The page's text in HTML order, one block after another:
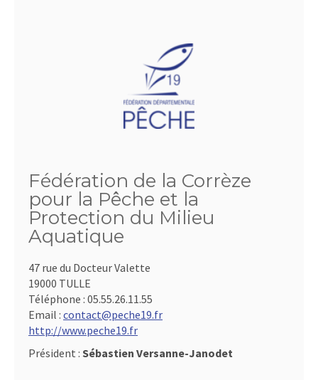
Fédération de la Corrèze
pour la Pêche et la
Protection du Milieu
Aquatique
47 rue du Docteur Valette
19000 TULLE
Téléphone : 05.55.26.11.55
Email : contact@peche19.fr
http://www.peche19.fr
Président : Sébastien Versanne-Janodet